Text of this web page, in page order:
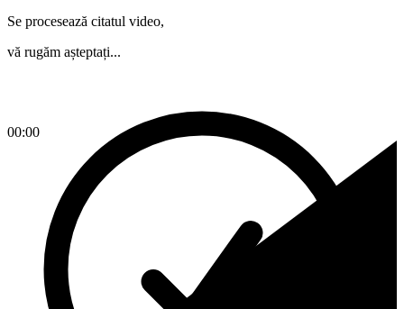
00:00
Se procesează citatul video,
vă rugăm așteptați...